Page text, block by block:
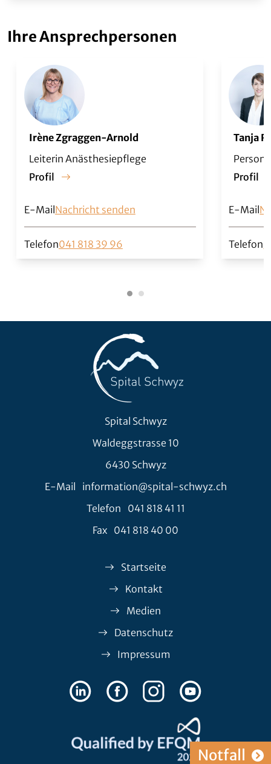
Notfall
Ihre Ansprechpersonen
Irène Zgraggen-Arnold
Leiterin Anästhesiepflege
Profil
E-MailNachricht senden
Telefon041 818 39 96
Tanja
Profil
E-Mail
Telefon
Spital Schwyz
Waldeggstrasse 10
6430 Schwyz
E-Mail
information@spital-schwyz.ch
Telefon
041 818 41 11
Fax 041 818 40 00
Startseite
Kontakt
Medien
Datenschutz
Impressum